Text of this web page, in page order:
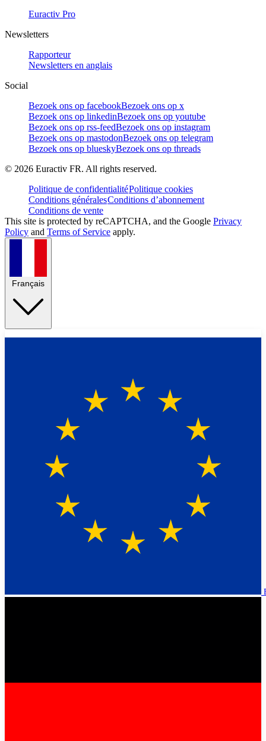
Euractiv Pro
Newsletters
Rapporteur
Newsletters en anglais
Social
Bezoek ons op facebookBezoek ons op x
Bezoek ons op linkedinBezoek ons op youtube
Bezoek ons op rss-feedBezoek ons op instagram
Bezoek ons op mastodonBezoek ons op telegram
Bezoek ons op blueskyBezoek ons op threads
© 2026 Euractiv FR. All rights reserved.
Politique de confidentialitéPolitique cookies
Conditions généralesConditions d’abonnement
Conditions de vente
This site is protected by reCAPTCHA, and the Google Privacy
Policy and Terms of Service apply.
Français